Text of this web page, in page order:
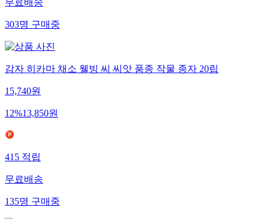
무료배송
303명구매중
감자 히카마 채소 웰빙 씨 씨앗 품종 작물 종자 20립
15,740원
12%13,850원
415적립
무료배송
135명구매중